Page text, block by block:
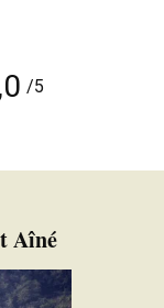
/5
Aîné